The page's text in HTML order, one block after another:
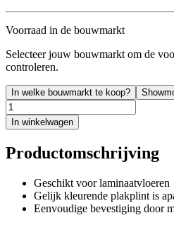
Voorraad in de bouwmarkt
Selecteer jouw bouwmarkt om de
controleren.
In welke bouwmarkt te koop?
In winkelwagen
Productomschrijving
Geschikt voor laminaatvloeren
Gelijk kleurende plakplint is
Eenvoudige bevestiging door